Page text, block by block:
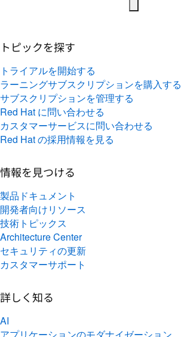
トピックを探す
トライアルを開始する
ラーニングサブスクリプションを購入する
サブスクリプションを管理する
Red Hat に問い合わせる
カスタマーサービスに問い合わせる
Red Hat の採用情報を見る
情報を見つける
製品ドキュメント
開発者向けリソース
技術トピックス
Architecture Center
セキュリティの更新
カスタマーサポート
詳しく知る
AI